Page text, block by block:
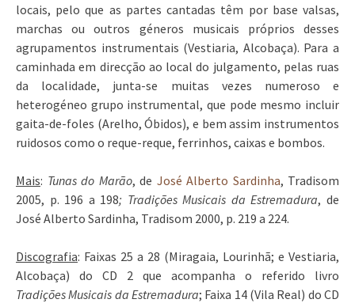
locais, pelo que as partes cantadas têm por base valsas,
marchas ou outros géneros musicais próprios desses
agrupamentos instrumentais (Vestiaria, Alcobaça). Para a
caminhada em direcção ao local do julgamento, pelas ruas
da localidade, junta-se muitas vezes numeroso e
heterogéneo grupo instrumental, que pode mesmo incluir
gaita-de-foles (Arelho, Óbidos), e bem assim instrumentos
ruidosos como o reque-reque, ferrinhos, caixas e bombos.
Mais: Tunas do Marão, de José Alberto Sardinha, Tradisom
2005, p. 196 a 198; Tradições Musicais da Estremadura, de
José Alberto Sardinha, Tradisom 2000, p. 219 a 224.
Discografia: Faixas 25 a 28 (Miragaia, Lourinhã; e Vestiaria,
Alcobaça) do CD 2 que acompanha o referido livro
Tradições Musicais da Estremadura; Faixa 14 (Vila Real) do CD